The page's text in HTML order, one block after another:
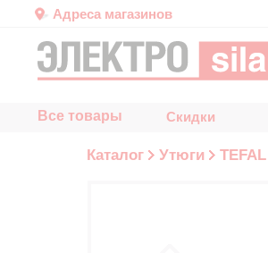
Адреса магазинов
Все товары Скидки
Каталог Утюги TEFAL